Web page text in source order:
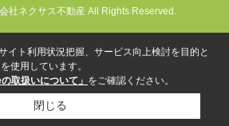
社ネクサス不動産 All Rights Reserved.
イト利用状況把握、サービス向上検討を目的と
使用しています。
の取扱いについて」 をご確認ください。
閉じる